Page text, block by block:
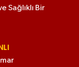
Sağlıklı Bir